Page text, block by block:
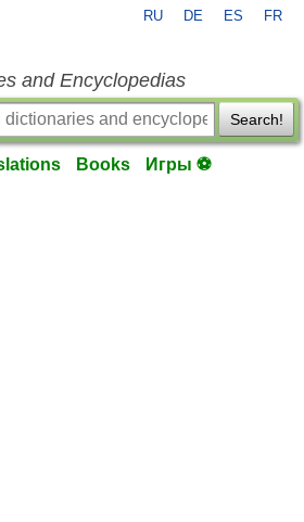
RU DE ES FR
and Encyclopedias
Search!
Books Игры ⚽